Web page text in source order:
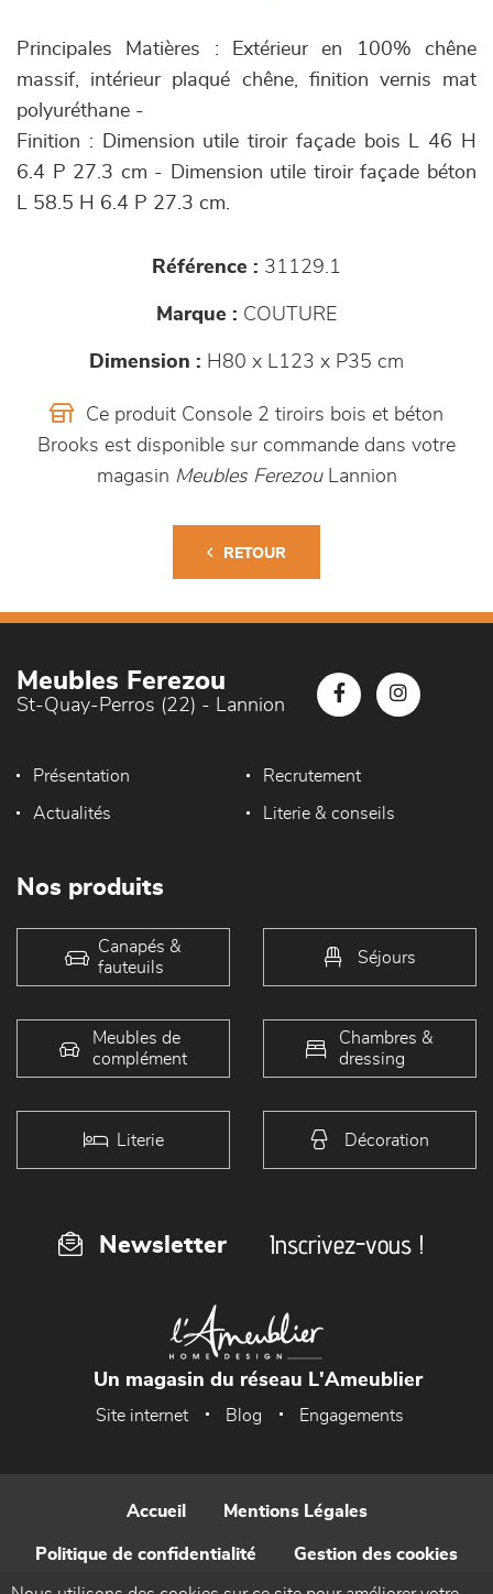
Principales Matières : Extérieur en 100% chêne
massif, intérieur plaqué chêne, finition vernis mat
polyuréthane -
Finition : Dimension utile tiroir façade bois L 46 H
6.4 P 27.3 cm - Dimension utile tiroir façade béton
L 58.5 H 6.4 P 27.3 cm.
Référence : 31129.1
Marque : COUTURE
Dimension : H80 x L123 x P35 cm
Ce produit Console 2 tiroirs bois et béton
Brooks est disponible sur commande dans votre
magasin Meubles FerezouLannion
RETOUR
Meubles Ferezou
St-Quay-Perros (22) - Lannion
Présentation Recrutement
Actualités Literie & conseils
Nos produits
Canapés &
fauteuils
Séjours
Meubles de
complément
Chambres &
dressing
Literie Décoration
Newsletter Inscrivez-vous !
Un magasin du réseau L'Ameublier
Site internet Blog Engagements
Accueil Mentions Légales
Politique de confidentialité Gestion des cookies